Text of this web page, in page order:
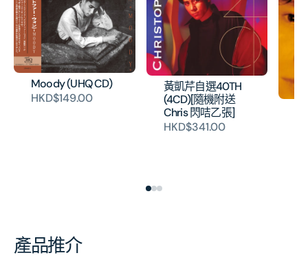
量
量
Moody (UHQ CD)
HKD$149.00
黃凱芹自選40TH
(4CD)[隨機附送
Chris 閃咭乙張]
HKD$341.00
產品推介